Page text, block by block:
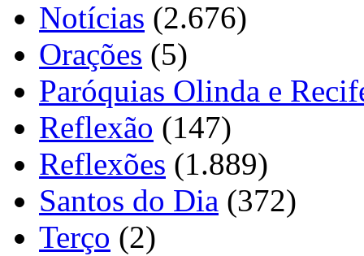
Notícias (2.676)
Orações (5)
Paróquias Olinda e
Reflexão (147)
Reflexões (1.889)
Santos do Dia (372)
Terço (2)